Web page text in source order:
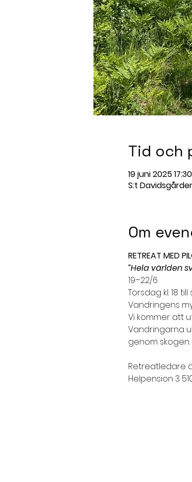
Tid och
19 juni 2025
S:t
Om
RETREAT MED
”Hela världen
19–22/6
Torsdag kl. 18 till
Vandringens
Vi kommer att
Vandringarna
genom skogen.
Retreatledare
Helpension 3